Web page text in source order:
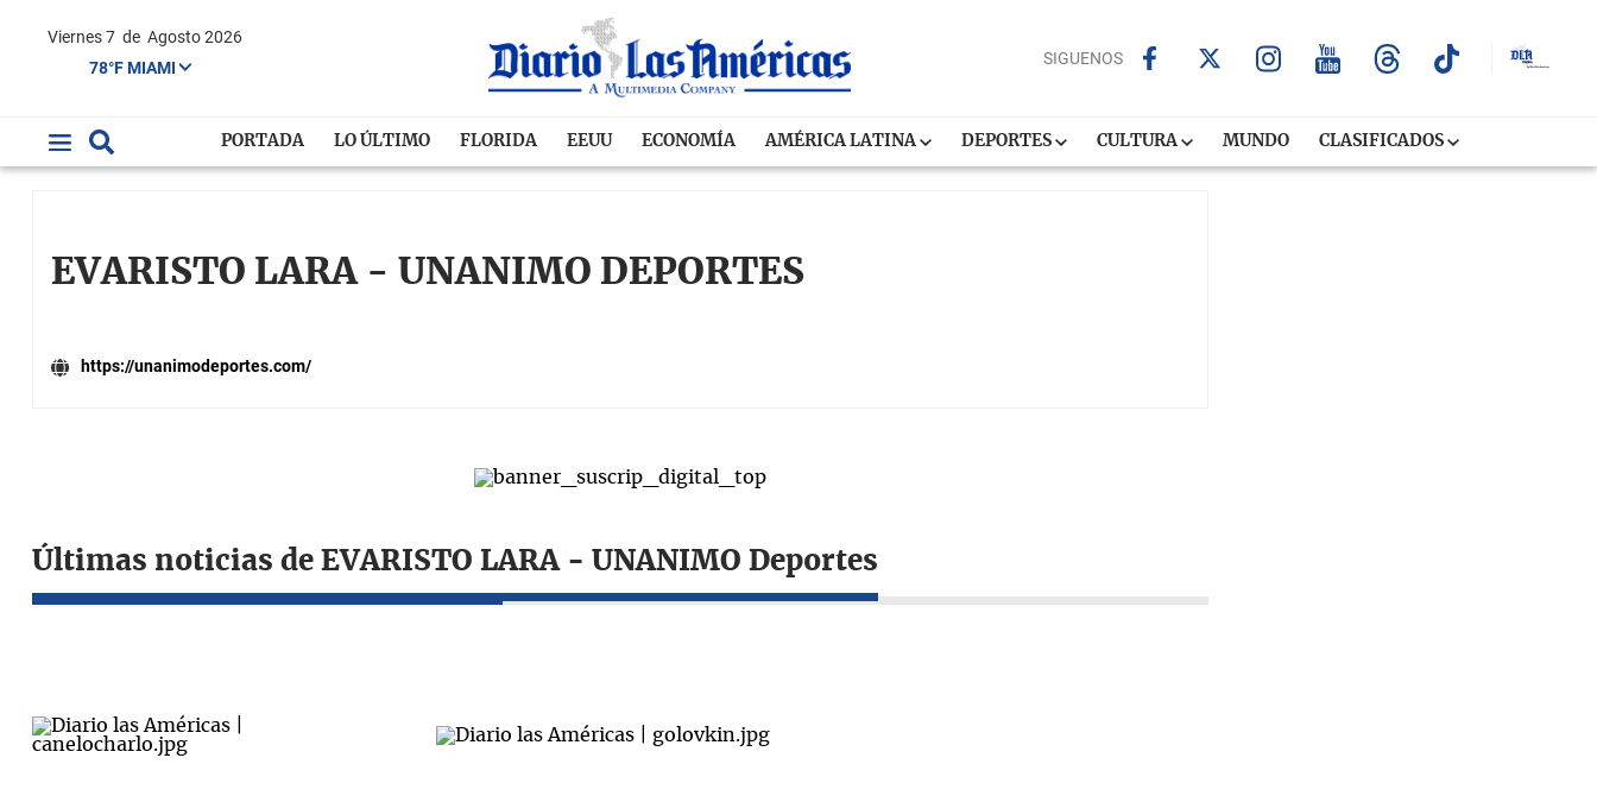
Viernes 7 de Agosto 2026
78°F MIAMI
SIGUENOS
PORTADA LO ÚLTIMO FLORIDA EEUU ECONOMÍA AMÉRICA LATINA DEPORTES CULTURA MUNDO CLASIFICADOS
EVARISTO LARA - UNANIMO DEPORTES
https://unanimodeportes.com/
Últimas noticias de EVARISTO LARA - UNANIMO Deportes